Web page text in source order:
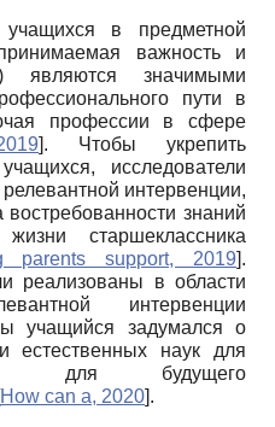
в предметной
важность и
являются значимыми
пути в
профессии в сфере
]. Чтобы укрепить
исследователи
интервенции,
знаний
старшеклассника
parents support, 2019].
реализованы в области
интервенции
учащийся задумался о
естественных наук для
для будущего
How can a, 2020].